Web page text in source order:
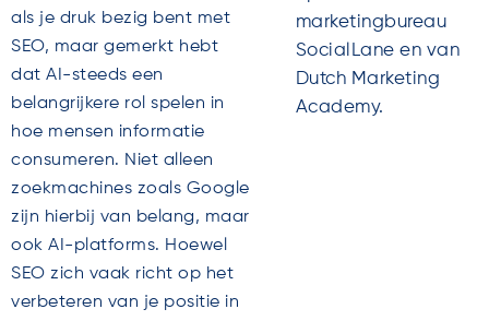
als je druk bezig bent met
SEO, maar gemerkt hebt
dat AI-steeds een
belangrijkere rol spelen in
hoe mensen informatie
consumeren. Niet alleen
zoekmachines zoals Google
zijn hierbij van belang, maar
ook AI-platforms. Hoewel
SEO zich vaak richt op het
verbeteren van je positie in
marketingbureau
SocialLane en van
Dutch Marketing
Academy.